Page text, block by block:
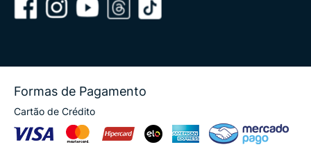
Formas de Pagamento
Cartão de Crédito